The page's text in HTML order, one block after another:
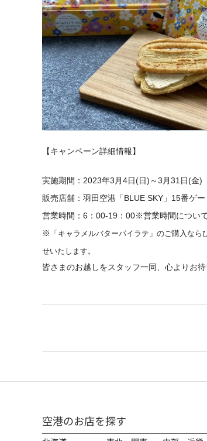
【キャンペーン詳細情報】
実施期間：2023年3月4日(日)～3月31日(金)
販売店舗：羽田空港「BLUE SKY」15番ゲ
営業時間：6：00-19：00※営業時間につい
※ 「キャラメルバターパイラテ」のご購入なら
せいたします。
皆さまのお越しをスタッフ一同、心よりお待
空港のお店を探す